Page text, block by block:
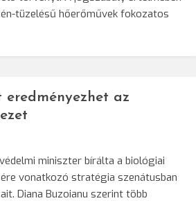
tüzelésű hőerőművek fokozatos
eredményezhet az
miniszter bírálta a biológiai
vonatkozó stratégia szenátusban
Diana Buzoianu szerint több